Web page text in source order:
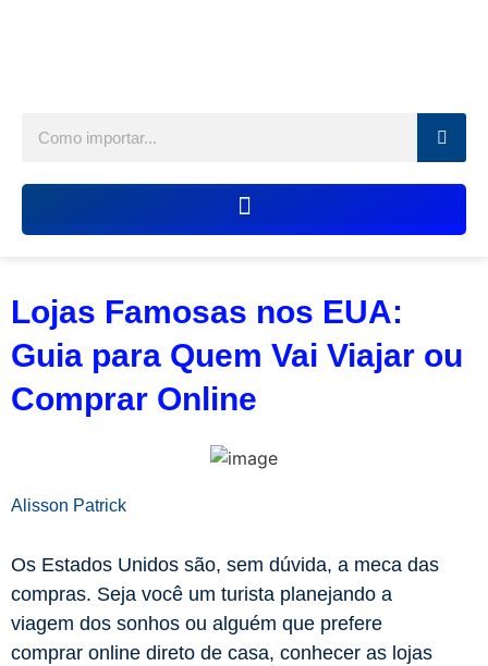
Lojas Famosas nos EUA:
Guia para Quem Vai Viajar ou
Comprar Online
Alisson Patrick
Os Estados Unidos são, sem dúvida, a meca das
compras. Seja você um turista planejando a
viagem dos sonhos ou alguém que prefere
comprar online direto de casa, conhecer as lojas